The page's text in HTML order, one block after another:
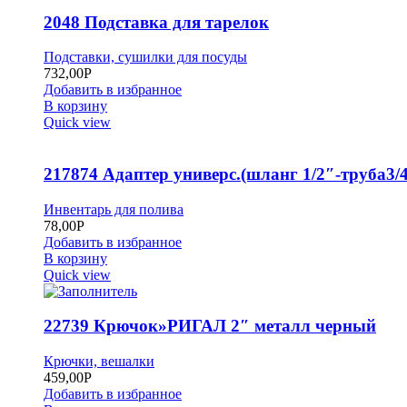
2048 Подставка для тарелок
Подставки, сушилки для посуды
732,00Р
Добавить в избранное
В корзину
Quick view
217874 Адаптер универс.(шланг 1/2″-труба3/
Инвентарь для полива
78,00Р
Добавить в избранное
В корзину
Quick view
22739 Крючок»РИГАЛ 2″ металл черный
Крючки, вешалки
459,00Р
Добавить в избранное